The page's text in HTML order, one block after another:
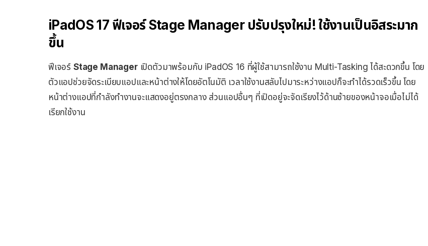
iPadOS 17 ฟีเจอร์ Stage Manager ปรับปรุงใหม่! ใช้งานเป็นอิสระมาก
ขึ้น
ฟีเจอร์ Stage Managerเปิดตัวมาพร้อมกับ iPadOS 16 ที่ผู้ใช้สามารถใช้งาน Multi-Tasking ได้สะดวกขึ้น โดย
ตัวแอปช่วยจัดระเบียบแอปและหน้าต่างให้โดยอัตโนมัติ เวลาใช้งานสลับไปมาระหว่างแอปก็จะทำได้รวดเร็วขึ้น โดย
หน้าต่างแอปที่กำลังทำงานจะแสดงอยู่ตรงกลาง ส่วนแอปอื่นๆ ที่เปิดอยู่จะจัดเรียงไว้ด้านซ้ายของหน้าจอเมื่อไม่ได้
เรียกใช้งาน